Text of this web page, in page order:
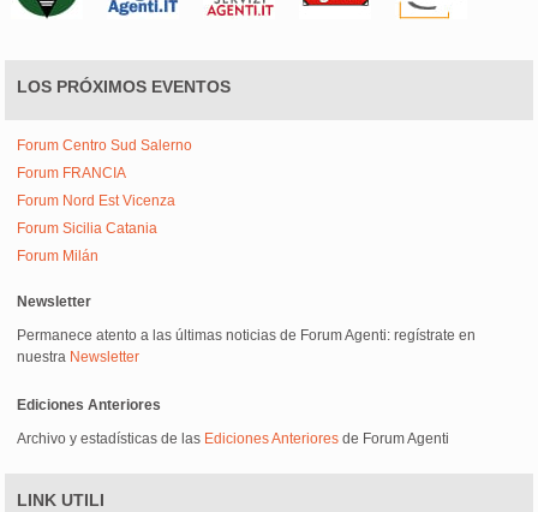
LOS PRÓXIMOS EVENTOS
Forum Centro Sud Salerno
Forum FRANCIA
Forum Nord Est Vicenza
Forum Sicilia Catania
Forum Milán
Newsletter
Permanece atento a las últimas noticias de Forum Agenti: regístrate en
nuestra Newsletter
Ediciones Anteriores
Archivo y estadísticas de las Ediciones Anteriores de Forum Agenti
LINK UTILI